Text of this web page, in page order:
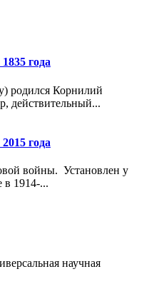
года
родился Корнилий
действительный...
года
войны. Установлен у
в 1914-...
научная